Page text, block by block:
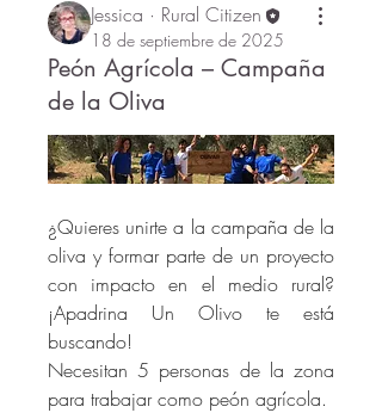
Jessica · Rural Citizen
18 de septiembre de 2025
Peón Agrícola – Campaña
de la Oliva
¿Quieres unirte a la campaña de la
oliva y formar parte de un proyecto
con impacto en el medio rural?
¡Apadrina Un Olivo te está
buscando!
Necesitan 5 personas de la zona
para trabajar como peón agrícola.